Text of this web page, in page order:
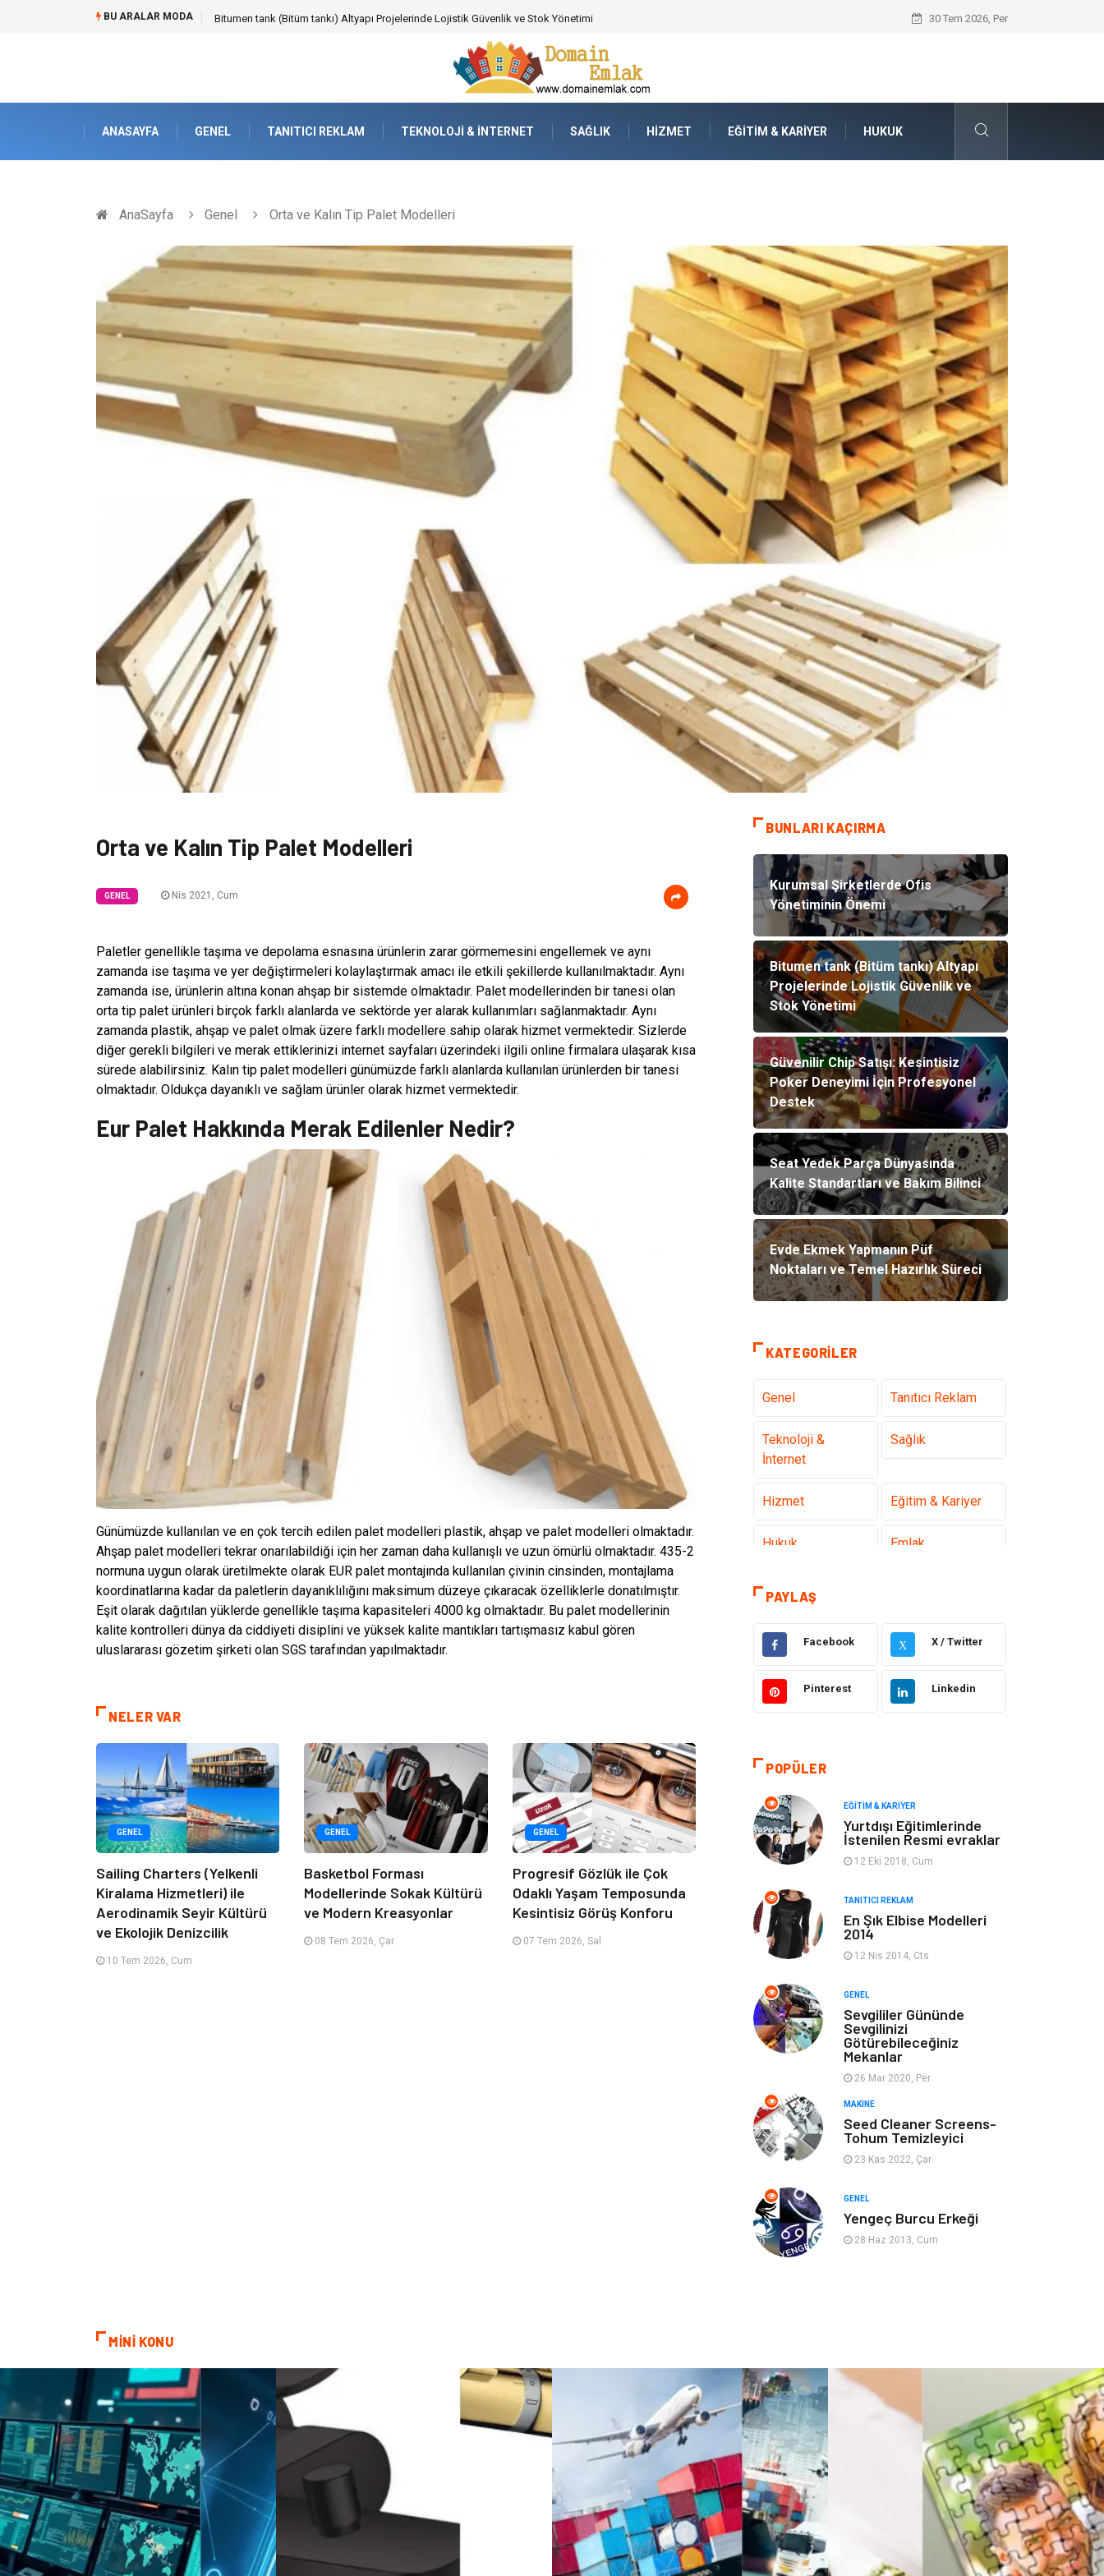
BU ARALAR MODA Güvenilir Chip Satışı: Kesintisiz Poker Deneyimi İçin Profesyonel Destek Seat Yedek Parça Dünyasında Kalite
30 Tem 2026, Per
ANASAYFA GENEL TANITICI REKLAM TEKNOLOJI & İNTERNET SAĞLIK HIZMET EĞITIM & KARIYER HUKUK
AnaSayfa Genel Orta ve Kalın Tip Palet Modelleri
Orta ve Kalın Tip Palet Modelleri
GENEL Nis 2021, Cum
Paletler genellikle taşıma ve depolama esnasına ürünlerin zarar görmemesini engellemek ve aynı
zamanda ise taşıma ve yer değiştirmeleri kolaylaştırmak amacı ile etkili şekillerde kullanılmaktadır. Aynı
zamanda ise, ürünlerin altına konan ahşap bir sistemde olmaktadır. Palet modellerinden bir tanesi olan
orta tip palet ürünleri birçok farklı alanlarda ve sektörde yer alarak kullanımları sağlanmaktadır. Aynı
zamanda plastik, ahşap ve palet olmak üzere farklı modellere sahip olarak hizmet vermektedir. Sizlerde
diğer gerekli bilgileri ve merak ettiklerinizi internet sayfaları üzerindeki ilgili online firmalara ulaşarak kısa
sürede alabilirsiniz. Kalın tip palet modelleri günümüzde farklı alanlarda kullanılan ürünlerden bir tanesi
olmaktadır. Oldukça dayanıklı ve sağlam ürünler olarak hizmet vermektedir.
Eur Palet Hakkında Merak Edilenler Nedir?
Günümüzde kullanılan ve en çok tercih edilen palet modelleri plastik, ahşap ve palet modelleri olmaktadır.
Ahşap palet modelleri tekrar onarılabildiği için her zaman daha kullanışlı ve uzun ömürlü olmaktadır. 435-2
normuna uygun olarak üretilmekte olarak EUR palet montajında kullanılan çivinin cinsinden, montajlama
koordinatlarına kadar da paletlerin dayanıklılığını maksimum düzeye çıkaracak özelliklerle donatılmıştır.
Eşit olarak dağıtılan yüklerde genellikle taşıma kapasiteleri 4000 kg olmaktadır. Bu palet modellerinin
kalite kontrolleri dünya da ciddiyeti disiplini ve yüksek kalite mantıkları tartışmasız kabul gören
uluslararası gözetim şirketi olan SGS tarafından yapılmaktadır.
NELER VAR
GENEL
Sailing Charters (Yelkenli
Kiralama Hizmetleri) ile
Aerodinamik Seyir Kültürü
ve Ekolojik Denizcilik
10 Tem 2026, Cum
GENEL
Basketbol Forması
Modellerinde Sokak Kültürü
ve Modern Kreasyonlar
08 Tem 2026, Çar
GENEL
Progresif Gözlük ile Çok
Odaklı Yaşam Temposunda
Kesintisiz Görüş Konforu
07 Tem 2026, Sal
BUNLARI KAÇIRMA
Kurumsal Şirketlerde Ofis
Yönetiminin Önemi
Bitumen tank (Bitüm tankı) Altyapı
Projelerinde Lojistik Güvenlik ve
Stok Yönetimi
Güvenilir Chip Satışı: Kesintisiz
Poker Deneyimi İçin Profesyonel
Destek
Seat Yedek Parça Dünyasında
Kalite Standartları ve Bakım Bilinci
Evde Ekmek Yapmanın Püf
Noktaları ve Temel Hazırlık Süreci
KATEGORILER
Genel Tanıtıcı Reklam
Teknoloji &
İnternet
Sağlık
Hizmet Eğitim & Kariyer
Hukuk Emlak
Otomotiv
Giyim Keyif & Hobi
Ev Dekorasyon Organizasyon
Finans & Ekonomi Tatil
Anne & Çocuk
Ev İşleri
Gençlik & Eğlence Aksesuar
Spor
Evlilik Rehberi
Astroloji
Kaçırmayın
sağlıklı beslenme Spor Malzemeleri
Bebek Giyim
Yazı Tahtaları
PAYLAŞ
Facebook X X / Twitter
Pinterest Linkedin
POPÜLER
EĞITIM & KARIYER
Yurtdışı Eğitimlerinde
İstenilen Resmi evraklar
12 Eki 2018, Cum
TANITICI REKLAM
En Şık Elbise Modelleri
2014
12 Nis 2014, Cts
GENEL
Sevgililer Gününde
Sevgilinizi
Götürebileceğiniz
Mekanlar
26 Mar 2020, Per
MAKINE
Seed Cleaner Screens-
Tohum Temizleyici
23 Kas 2022, Çar
GENEL
Yengeç Burcu Erkeği
28 Haz 2013, Cum
MİNİ KONU